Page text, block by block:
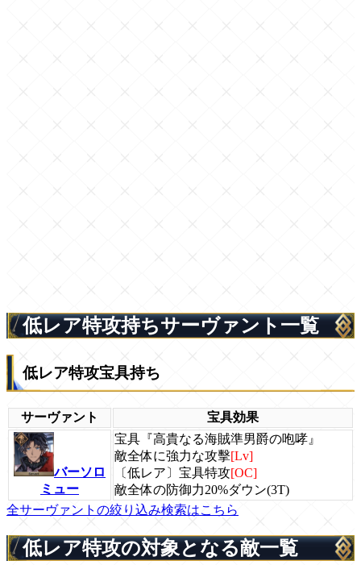
低レア特攻持ちサーヴァント一覧
低レア特攻宝具持ち
サーヴァント 宝具効果
バーソロ
ミュー
宝具『高貴なる海賊準男爵の咆哮』
敵全体に強力な攻擊[Lv]
〔低レア〕宝具特攻[OC]
敵全体の防御力20%ダウン(3T)
全サーヴァントの絞り込み検索はこちら
低レア特攻の対象となる敵一覧